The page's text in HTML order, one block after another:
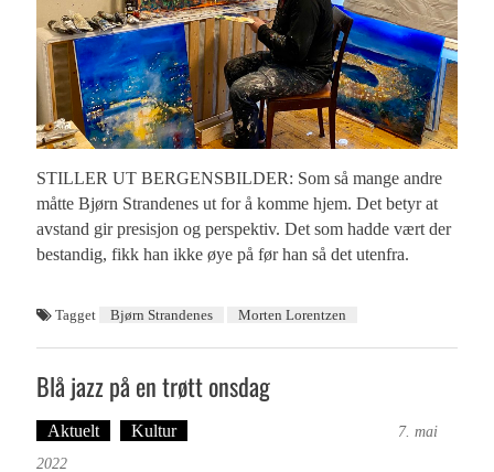
STILLER UT BERGENSBILDER: Som så mange andre
måtte Bjørn Strandenes ut for å komme hjem. Det betyr at
avstand gir presisjon og perspektiv. Det som hadde vært der
bestandig, fikk han ikke øye på før han så det utenfra.
Tagget Bjørn Strandenes Morten Lorentzen
Blå jazz på en trøtt onsdag
Aktuelt Kultur
7. mai
2022